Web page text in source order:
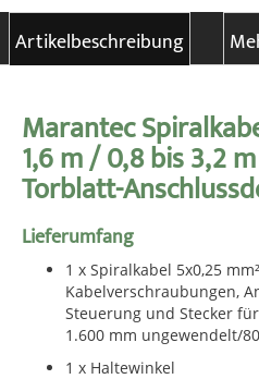
Artikelbeschreibung
Marantec
1,6 m / 0,8 bis 3,2
Torblatt-
Lieferumfang
1 x Spiralkabel 5x0,25
Kabelverschraubungen,
Steuerung und Stecker
1.600 mm ungewendelt/
1 x Haltewinkel